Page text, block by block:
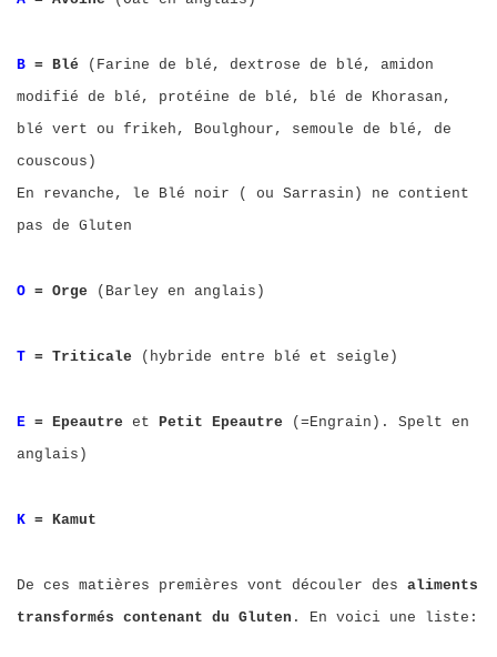
B = Blé (Farine de blé, dextrose de blé, amidon
modifié de blé, protéine de blé, blé de Khorasan,
blé vert ou frikeh, Boulghour, semoule de blé, de
couscous)
En revanche, le Blé noir ( ou Sarrasin) ne contient
pas de Gluten
O = Orge (Barley en anglais)
T = Triticale (hybride entre blé et seigle)
E = Epeautre et Petit Epeautre (=Engrain). Spelt en
anglais)
K = Kamut
De ces matières premières vont découler des aliments
transformés contenant du Gluten . En voici une liste: